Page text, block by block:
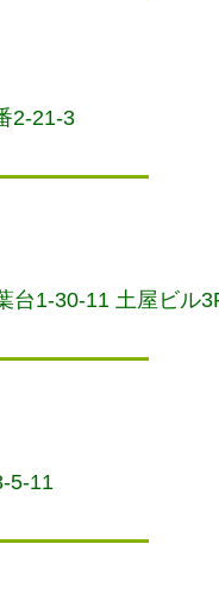
2-21-3
台1-30-11 土屋ビル
5-11